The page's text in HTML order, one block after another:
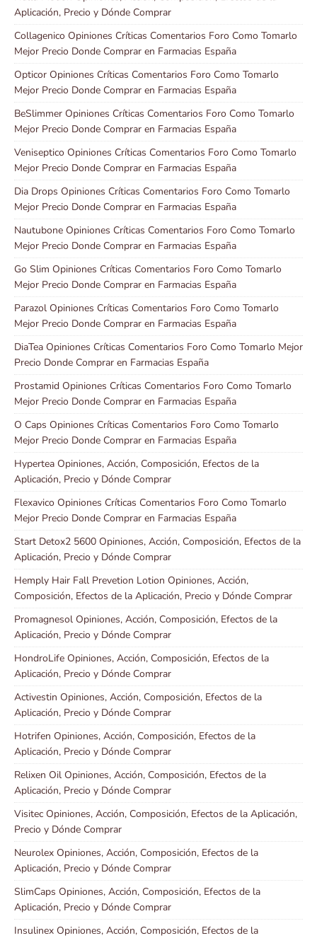
Aplicación, Precio y Dónde Comprar
Collagenico Opiniones Críticas Comentarios Foro Como Tomarlo
Mejor Precio Donde Comprar en Farmacias España
Opticor Opiniones Críticas Comentarios Foro Como Tomarlo
Mejor Precio Donde Comprar en Farmacias España
BeSlimmer Opiniones Críticas Comentarios Foro Como Tomarlo
Mejor Precio Donde Comprar en Farmacias España
Veniseptico Opiniones Críticas Comentarios Foro Como Tomarlo
Mejor Precio Donde Comprar en Farmacias España
Dia Drops Opiniones Críticas Comentarios Foro Como Tomarlo
Mejor Precio Donde Comprar en Farmacias España
Nautubone Opiniones Críticas Comentarios Foro Como Tomarlo
Mejor Precio Donde Comprar en Farmacias España
Go Slim Opiniones Críticas Comentarios Foro Como Tomarlo
Mejor Precio Donde Comprar en Farmacias España
Parazol Opiniones Críticas Comentarios Foro Como Tomarlo
Mejor Precio Donde Comprar en Farmacias España
DiaTea Opiniones Críticas Comentarios Foro Como Tomarlo Mejor
Precio Donde Comprar en Farmacias España
Prostamid Opiniones Críticas Comentarios Foro Como Tomarlo
Mejor Precio Donde Comprar en Farmacias España
O Caps Opiniones Críticas Comentarios Foro Como Tomarlo
Mejor Precio Donde Comprar en Farmacias España
Hypertea Opiniones, Acción, Composición, Efectos de la
Aplicación, Precio y Dónde Comprar
Flexavico Opiniones Críticas Comentarios Foro Como Tomarlo
Mejor Precio Donde Comprar en Farmacias España
Start Detox2 5600 Opiniones, Acción, Composición, Efectos de la
Aplicación, Precio y Dónde Comprar
Hemply Hair Fall Prevetion Lotion Opiniones, Acción,
Composición, Efectos de la Aplicación, Precio y Dónde Comprar
Promagnesol Opiniones, Acción, Composición, Efectos de la
Aplicación, Precio y Dónde Comprar
HondroLife Opiniones, Acción, Composición, Efectos de la
Aplicación, Precio y Dónde Comprar
Activestin Opiniones, Acción, Composición, Efectos de la
Aplicación, Precio y Dónde Comprar
Hotrifen Opiniones, Acción, Composición, Efectos de la
Aplicación, Precio y Dónde Comprar
Relixen Oil Opiniones, Acción, Composición, Efectos de la
Aplicación, Precio y Dónde Comprar
Visitec Opiniones, Acción, Composición, Efectos de la Aplicación,
Precio y Dónde Comprar
Neurolex Opiniones, Acción, Composición, Efectos de la
Aplicación, Precio y Dónde Comprar
SlimCaps Opiniones, Acción, Composición, Efectos de la
Aplicación, Precio y Dónde Comprar
Insulinex Opiniones, Acción, Composición, Efectos de la